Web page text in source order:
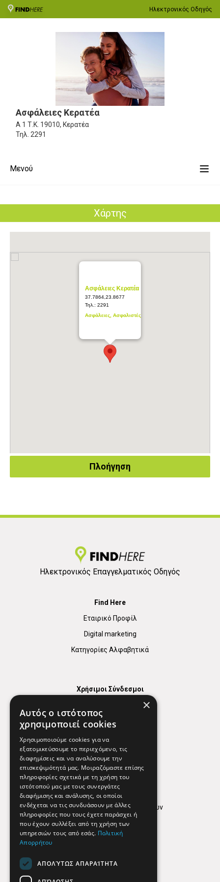
Ηλεκτρονικός Οδηγός
Ασφάλειες Κερατέα
Α 1 Τ.Κ. 19010, Κερατέα
Τηλ. 2291
Μενού
Χάρτης
Ασφάλειες Κερατέα
37.7864,23.8677
Τηλ.: 2291
Ασφάλειες, Ασφαλιστές
Πλοήγηση
Ηλεκτρονικός Επαγγελματικός Οδηγός
Find Here
Εταιρικό Προφίλ
Digital marketing
Κατηγορίες Αλφαβητικά
Χρήσιμοι Σύνδεσμοι
Χρήσιμα Τηλέφωνα
Εφημερεύοντα Φαρμακεία
Απόρρητο
Όροι Χρήσης
Πολιτική προστασίας δεδομένων
Findhere
Social Media
×
Αυτός ο ιστότοπος
χρησιμοποιεί cookies
Χρησιμοποιούμε cookies για να
εξατομικεύσουμε το περιεχόμενο, τις
διαφημίσεις και να αναλύσουμε την
επισκεψιμότητά μας. Μοιραζόμαστε επίσης
πληροφορίες σχετικά με τη χρήση του
ιστότοπού μας με τους συνεργάτες
διαφήμισης και ανάλυσης, οι οποίοι
ενδέχεται να τις συνδυάσουν με άλλες
πληροφορίες που τους έχετε παράσχει ή
που έχουν συλλέξει από τη χρήση των
υπηρεσιών τους από εσάς. Πολιτική
Απορρήτου
ΑΠΟΛΎΤΩΣ ΑΠΑΡΑΊΤΗΤΑ